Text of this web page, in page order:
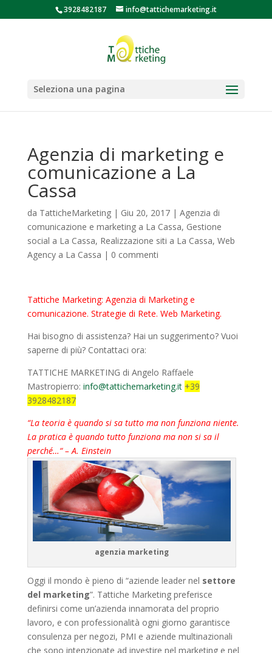
3928482187 info@tattichemarketing.it
Seleziona una pagina
Agenzia di marketing e
comunicazione a La
Cassa
da TatticheMarketing| Giu 20, 2017| Agenzia di
comunicazione e marketing a La Cassa, Gestione
social a La Cassa, Realizzazione siti a La Cassa, Web
Agency a La Cassa | 0 commenti
Tattiche Marketing: Agenzia di Marketing e
comunicazione. Strategie di Rete. Web Marketing.
Hai bisogno di assistenza? Hai un suggerimento? Vuoi
saperne di più? Contattaci ora:
TATTICHE MARKETING di Angelo Raffaele
Mastropierro: info@tattichemarketing.it +39
3928482187
“La teoria è quando si sa tutto ma non funziona niente.
La pratica è quando tutto funziona ma non si sa il
perché…“ – A. Einstein
agenzia marketing
Oggi il mondo è pieno di “aziende leader nel settore
del marketing”. Tattiche Marketing preferisce
definirsi come un’azienda innamorata del proprio
lavoro, e con professionalità ogni giorno garantisce
consulenza per negozi, PMI e aziende multinazionali
che sono intenzionate ad investire nel marketing e nel